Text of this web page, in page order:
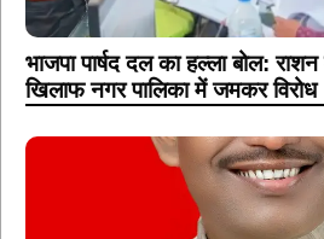
भाजपा पार्षद दल का हल्ला बोल:
खिलाफ नगर पालिका में जमकर विरोध